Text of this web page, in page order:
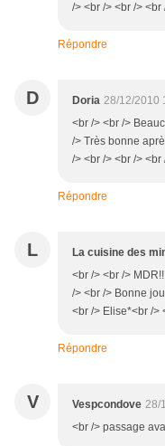
/> <br /> <br /> <br
Répondre
D Doria 28/12/2010
<br /> <br />
/> Très bonne
/> <br /> <br /> <br
Répondre
L La cuisine des
<br /> <br />
/> <br /> Bonne
<br /> Elise*<br />
Répondre
V Vespcondove 28/
<br /> passage